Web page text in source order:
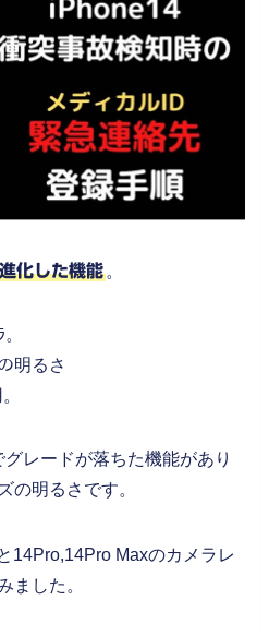
進化した機能 。
明るさ
レードが落ちた機能があり
の明るさです。
14Pro,14Pro Maxのカメラレ
ました。